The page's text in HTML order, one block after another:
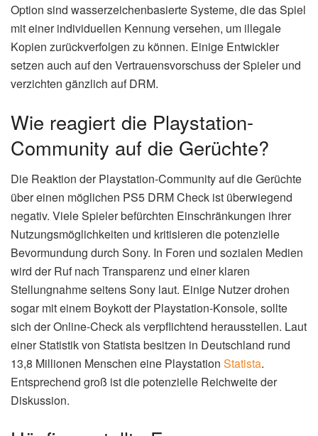
Option sind wasserzeichenbasierte Systeme, die das Spiel
mit einer individuellen Kennung versehen, um illegale
Kopien zurückverfolgen zu können. Einige Entwickler
setzen auch auf den Vertrauensvorschuss der Spieler und
verzichten gänzlich auf DRM.
Wie reagiert die Playstation-
Community auf die Gerüchte?
Die Reaktion der Playstation-Community auf die Gerüchte
über einen möglichen PS5 DRM Check ist überwiegend
negativ. Viele Spieler befürchten Einschränkungen ihrer
Nutzungsmöglichkeiten und kritisieren die potenzielle
Bevormundung durch Sony. In Foren und sozialen Medien
wird der Ruf nach Transparenz und einer klaren
Stellungnahme seitens Sony laut. Einige Nutzer drohen
sogar mit einem Boykott der Playstation-Konsole, sollte
sich der Online-Check als verpflichtend herausstellen. Laut
einer Statistik von Statista besitzen in Deutschland rund
13,8 Millionen Menschen eine Playstation Statista.
Entsprechend groß ist die potenzielle Reichweite der
Diskussion.